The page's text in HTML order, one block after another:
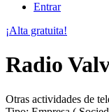
Entrar
¡Alta gratuita!
Radio
Otras actividades de